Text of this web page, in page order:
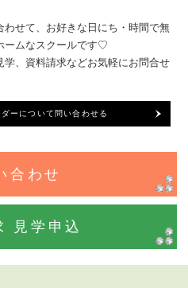
わせて、お好きな日にち・時間で無
ームなスクールです♡
学、資料請求などお気軽にお問合せ
ーについて問い合わせる
合わせ
見学申込